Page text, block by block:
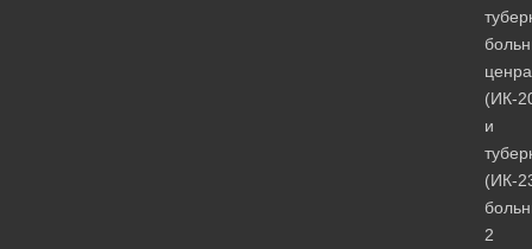
(ИК-
и
(ИК-
2